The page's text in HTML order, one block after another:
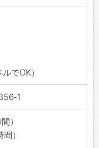
盛り付け
の受付
ィング
いする場合があり
イカー通勤OK！
でOK）
）
）